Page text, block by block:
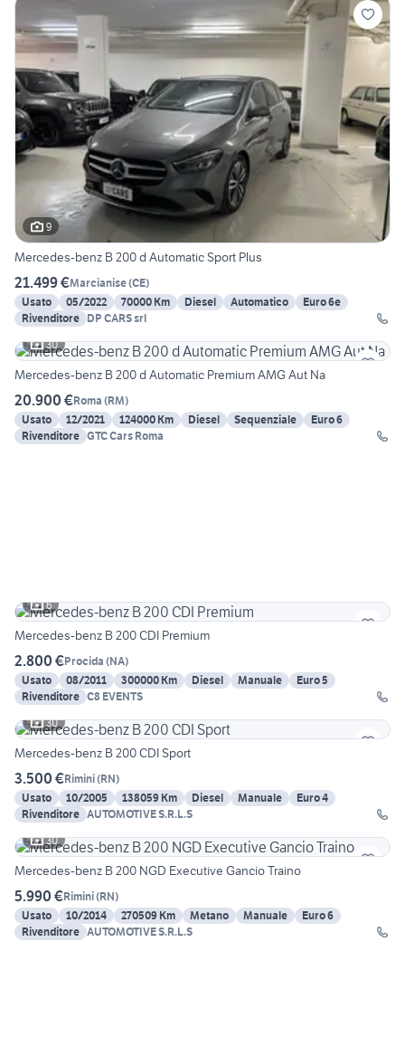
9
Mercedes-benz B 200 d Automatic Sport Plus
21.499 €Marcianise(CE)
Usato
05/2022 70000 Km Diesel Automatico
Euro 6e
Rivenditore DP CARS srl
30
Mercedes-benz B 200 d Automatic Premium AMG Aut Na
20.900 €Roma (RM)
Usato
12/2021 124000 Km Diesel Sequenziale
Euro 6
Rivenditore GTC Cars Roma
6
Mercedes-benz B 200 CDI Premium
2.800 €Procida (NA)
Usato
08/2011 300000 Km Diesel Manuale
Euro 5
Rivenditore C8 EVENTS
30
Mercedes-benz B 200 CDI Sport
3.500 €Rimini(RN)
Usato
10/2005 138059 Km Diesel Manuale
Euro 4
Rivenditore AUTOMOTIVE S.R.L.S
30
Mercedes-benz B 200 NGD Executive Gancio Traino
5.990 €Rimini(RN)
Usato
10/2014 270509 Km Metano Manuale
Euro 6
Rivenditore AUTOMOTIVE S.R.L.S